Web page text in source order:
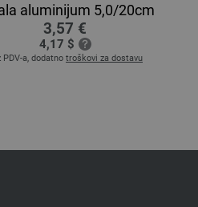
aluminijum 5,0/20cm
3,57 €
4,17 $
PDV-a, dodatno troškovi za dostavu